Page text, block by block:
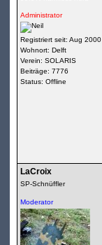
Administrator
Registriert seit: Aug 2000
Wohnort: Delft
Verein: SOLARIS
Beiträge: 7776
Status: Offline
LaCroix
SP-Schnüffler
Moderator